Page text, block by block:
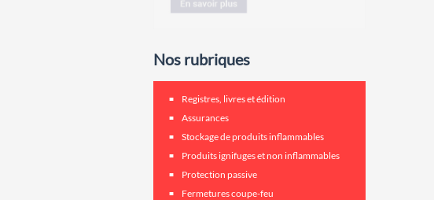
Nos rubriques
Registres, livres et édition
Assurances
Stockage de produits inflammables
Produits ignifuges et non inflammables
Protection passive
Fermetures coupe-feu